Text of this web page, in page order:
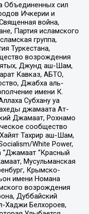
сил
Ичкерии и
война,
Партия исламского
группа,
Туркестана,
возрождения
Джунд аш-Шам,
Кавказ, АБТО,
Джабха аль-
имени К.
Субхану уа
джамаата Ат-
Джамаат, Рохнамо
сообщество
Тахрир аш-Шам,
White Power,
“Джамаат “Красный
Мусульманская
Крымско-
имени Номана
возрождения
Дуббайский
Хаджи Белхороев,